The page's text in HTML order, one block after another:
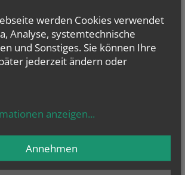
werden Cookies verwendet
Analyse, systemtechnische
und Sonstiges. Sie können Ihre
jederzeit ändern oder
anzeigen...
Annehmen